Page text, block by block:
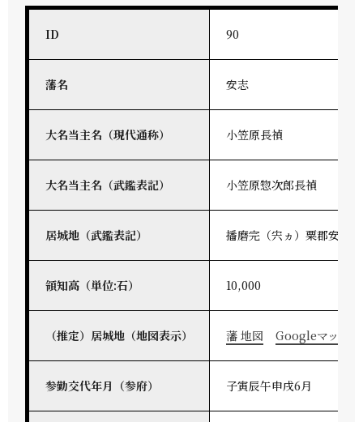
ID 90
藩名 安志
大名当主名（現代通称） 小笠原長禎
大名当主名（武鑑表記） 小笠原惣次郎長禎
居城地（武鑑表記） 播磨完（宍ヵ）粟郡安志
領知高（単位:石） 10,000
（推定）居城地（地図表示） 藩 地図 Googleマップ
参勤交代年月（参府） 子寅辰午申戌6月